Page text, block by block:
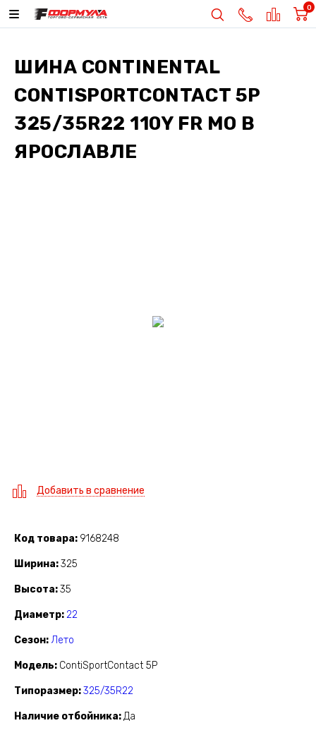
0
ШИНА CONTINENTAL
CONTISPORTCONTACT 5P
325/35R22 110Y FR MO В
ЯРОСЛАВЛЕ
Добавить в сравнение
Код товара 9168248
Ширина 325
Высота 35
Диаметр 22
Сезон Лето
Модель ContiSportContact 5P
Типоразмер 325/35R22
Наличие отбойника Да